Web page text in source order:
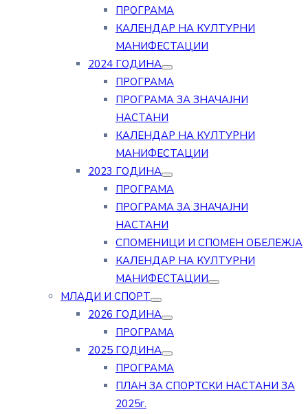
ПРОГРАМА
КАЛЕНДАР НА КУЛТУРНИ
МАНИФЕСТАЦИИ
2024 ГОДИНА
ПРОГРАМА
ПРОГРАМА ЗА ЗНАЧАЈНИ
НАСТАНИ
КАЛЕНДАР НА КУЛТУРНИ
МАНИФЕСТАЦИИ
2023 ГОДИНА
ПРОГРАМА
ПРОГРАМА ЗА ЗНАЧАЈНИ
НАСТАНИ
СПОМЕНИЦИ И СПОМЕН ОБЕЛЕЖЈА
КАЛЕНДАР НА КУЛТУРНИ
МАНИФЕСТАЦИИ
МЛАДИ И СПОРТ
2026 ГОДИНА
ПРОГРАМА
2025 ГОДИНА
ПРОГРАМА
ПЛАН ЗА СПОРТСКИ НАСТАНИ ЗА
2025г.